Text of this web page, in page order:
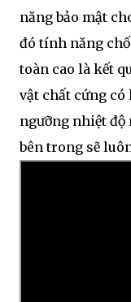
năng bảo mật
đó tính năng
toàn cao là kết
vật chất cứng
ngưỡng nhiệt
bên trong sẽ